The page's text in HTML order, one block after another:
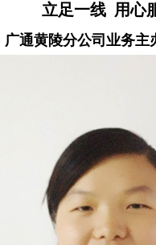
立足一线 用心
广通黄陵分公司业务